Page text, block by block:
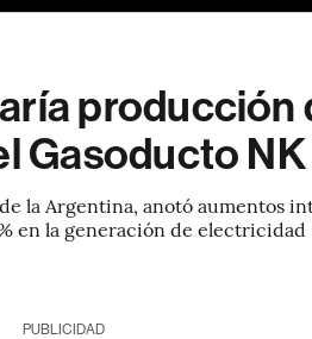
producción
Gasoducto NK
la Argentina, anotó aumentos
en la generación de electricidad
PUBLICIDAD